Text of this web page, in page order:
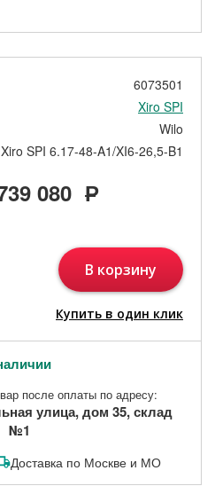
6073501
Xiro SPI
Wilo
Xiro SPI 6.17-48-A1/XI6-26,5-B1
080 Р
В корзину
Купить в один клик
после оплаты по адресу:
улица, дом 35, склад
№1
Доставка по Москве и МО